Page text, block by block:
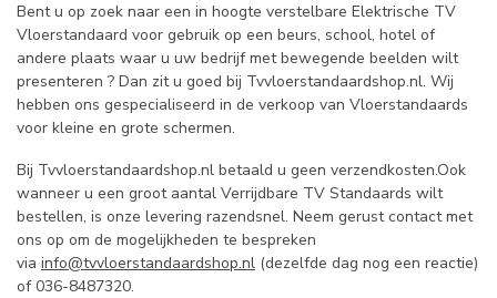
Bent u op zoek naar een in hoogte verstelbare Elektrische TV
Vloerstandaard voor gebruik op een beurs, school, hotel of
andere plaats waar u uw bedrijf met bewegende beelden wilt
presenteren ? Dan zit u goed bij Tvvloerstandaardshop.nl. Wij
hebben ons gespecialiseerd in de verkoop van Vloerstandaards
voor kleine en grote schermen.
Bij Tvvloerstandaardshop.nl betaald u geen verzendkosten.Ook
wanneer u een groot aantal Verrijdbare TV Standaards wilt
bestellen, is onze levering razendsnel. Neem gerust contact met
ons op om de mogelijkheden te bespreken
via info@tvvloerstandaardshop.nl (dezelfde dag nog een reactie)
of 036-8487320.